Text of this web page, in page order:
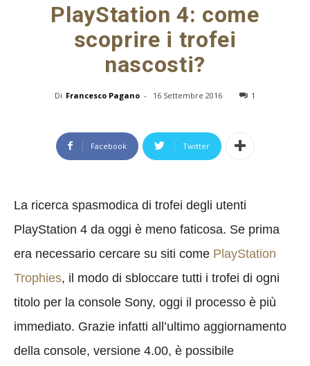
PlayStation 4: come
scoprire i trofei
nascosti?
Di Francesco Pagano - 16 Settembre 2016 1
Facebook Twitter
La ricerca spasmodica di trofei degli utenti
PlayStation 4 da oggi è meno faticosa. Se prima
era necessario cercare su siti come PlayStation
Trophies, il modo di sbloccare tutti i trofei di ogni
titolo per la console Sony, oggi il processo è più
immediato. Grazie infatti all’ultimo aggiornamento
della console, versione 4.00, è possibile